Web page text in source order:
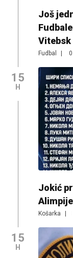
Još
Vitebsk
Fudbal 0
15
H
Jokić
Košarka |
15
H